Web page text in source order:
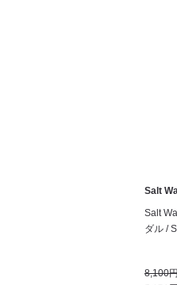
Salt
Salt
ダル /
8,100